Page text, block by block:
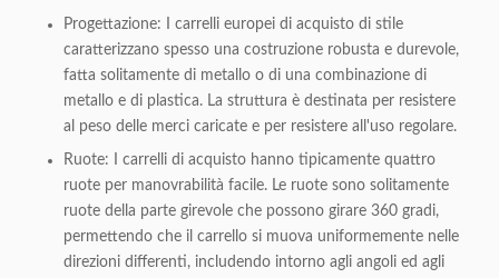
Progettazione: I carrelli europei di acquisto di stile
caratterizzano spesso una costruzione robusta e durevole,
fatta solitamente di metallo o di una combinazione di
metallo e di plastica. La struttura è destinata per resistere
al peso delle merci caricate e per resistere all'uso regolare.
Ruote: I carrelli di acquisto hanno tipicamente quattro
ruote per manovrabilità facile. Le ruote sono solitamente
ruote della parte girevole che possono girare 360 gradi,
permettendo che il carrello si muova uniformemente nelle
direzioni differenti, includendo intorno agli angoli ed agli